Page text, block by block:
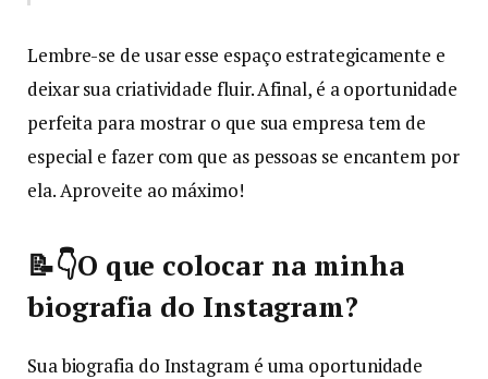
Lembre-se de usar esse espaço estrategicamente e
deixar sua criatividade fluir. Afinal, é a oportunidade
perfeita para mostrar o que sua empresa tem de
especial e fazer com que as pessoas se encantem por
ela. Aproveite ao máximo!
📝👇O que colocar na minha
biografia do Instagram?
Sua biografia do Instagram é uma oportunidade